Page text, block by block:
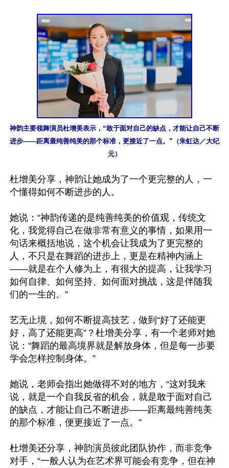
神韵主要领舞演员杜增美表示，“敢于面对自己的缺点，才能让自己不断
进步——距离最纯善纯美的那个标准，更接近了一点。”（朱虹达／大纪
元）
杜增美分享，神韵让她成为了一个更完整的人，一
个懂得如何不断进步的人。
她说：“神韵传递的是纯善纯美的价值观，传统文
化，我觉得自己在做非常有意义的事情，如果用一
句话来概括地说，这个机会让我成为了更完整的
人，不只是在舞蹈的进步上，更是在精神内涵上
——就是在个人修为上，有很大的提高，让我学习
如何自律、如何坚持、如何面对挑战，这是伴随我
们的一生的。”
艺无止境，如何不断提高技艺，做到“好了还能更
好，高了还能更高”？杜增美分享，有一个老师对她
说：“舞蹈的最高境界就是解放身体，但是每一步要
学会怎样控制身体。”
她说，老师会指出她做得不对的地方，“这对我来
说，就是一个自我反省的机会，就是敢于面对自己
的缺点，才能让自己不断进步——距离最纯善纯美
的那个标准，便更接近了一点。”
杜增美还分享，神韵演员彼此团队协作，而非竞争
对手，“一般人认为在艺术界可能会有竞争，但在神